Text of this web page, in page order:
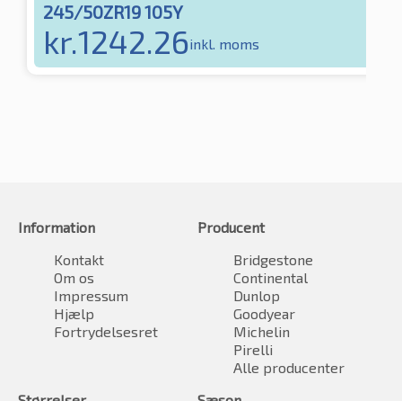
245/50ZR19 105Y
kr.1242.26inkl. moms
Information
Kontakt
Om os
Impressum
Hjælp
Fortrydelsesret
Producent
Bridgestone
Continental
Dunlop
Goodyear
Michelin
Pirelli
Alle producenter